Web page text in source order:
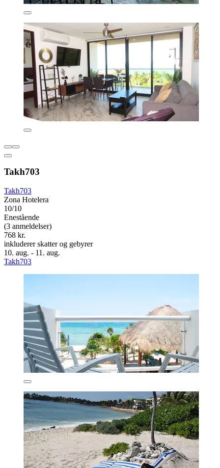
Takh703
Takh703
Zona Hotelera
10/10
Enestående
(3 anmeldelser)
768 kr.
inkluderer skatter og gebyrer
10. aug. - 11. aug.
Takh703